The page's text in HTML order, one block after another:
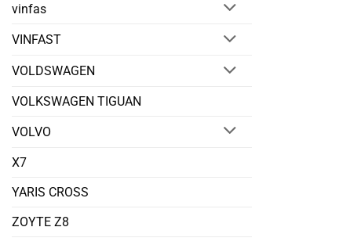
vinfas
VINFAST
VOLDSWAGEN
VOLKSWAGEN TIGUAN
VOLVO
X7
YARIS CROSS
ZOYTE Z8